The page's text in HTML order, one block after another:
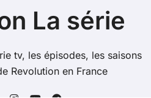
La série
tv, les épisodes, les saisons
Revolution en France